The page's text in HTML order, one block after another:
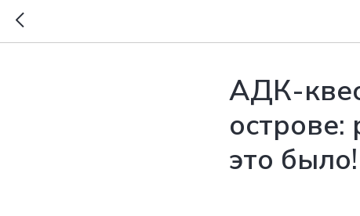
АДК-
это было!